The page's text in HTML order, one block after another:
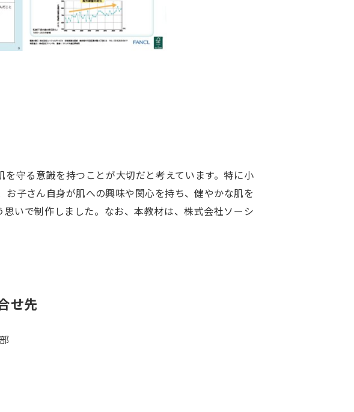
守る意識を持つことが大切だと考えています。特に小
子さん自身が肌への興味や関心を持ち、健やかな肌を
いで制作しました。なお、本教材は、株式会社ソーシ
せ先